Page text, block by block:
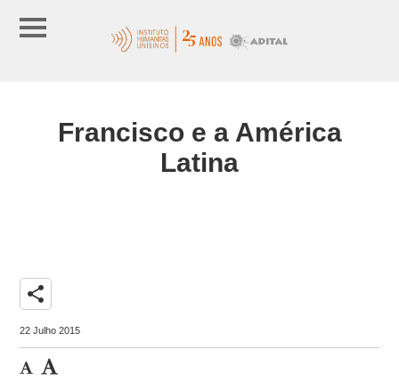
Francisco e a América
Latina
share
22 Julho 2015